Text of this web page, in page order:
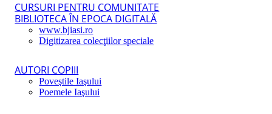
CURSURI PENTRU COMUNITATE
BIBLIOTECA ÎN EPOCA DIGITALĂ
www.bjiasi.ro
Digitizarea colecţiilor speciale
AUTORI COPIII
Poveştile Iaşului
Poemele Iaşului